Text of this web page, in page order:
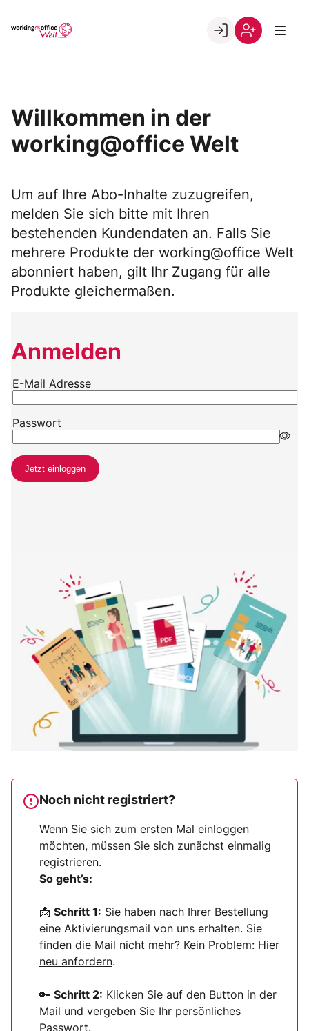
Go to landing page.
Welt
Willkommen in der
working@office Welt
Um auf Ihre Abo-Inhalte zuzugreifen,
melden Sie sich bitte mit Ihren
bestehenden Kundendaten an. Falls Sie
mehrere Produkte der working@office Welt
abonniert haben, gilt Ihr Zugang für alle
Produkte gleichermaßen.
Anmelden
Noch nicht registriert?
Wenn Sie sich zum ersten Mal einloggen
möchten, müssen Sie sich zunächst einmalig
registrieren.
So geht’s:
📩 Schritt 1: Sie haben nach Ihrer Bestellung
eine Aktivierungsmail von uns erhalten. Sie
finden die Mail nicht mehr? Kein Problem: Hier
neu anfordern.
🔑 Schritt 2: Klicken Sie auf den Button in der
Mail und vergeben Sie Ihr persönliches
Passwort.